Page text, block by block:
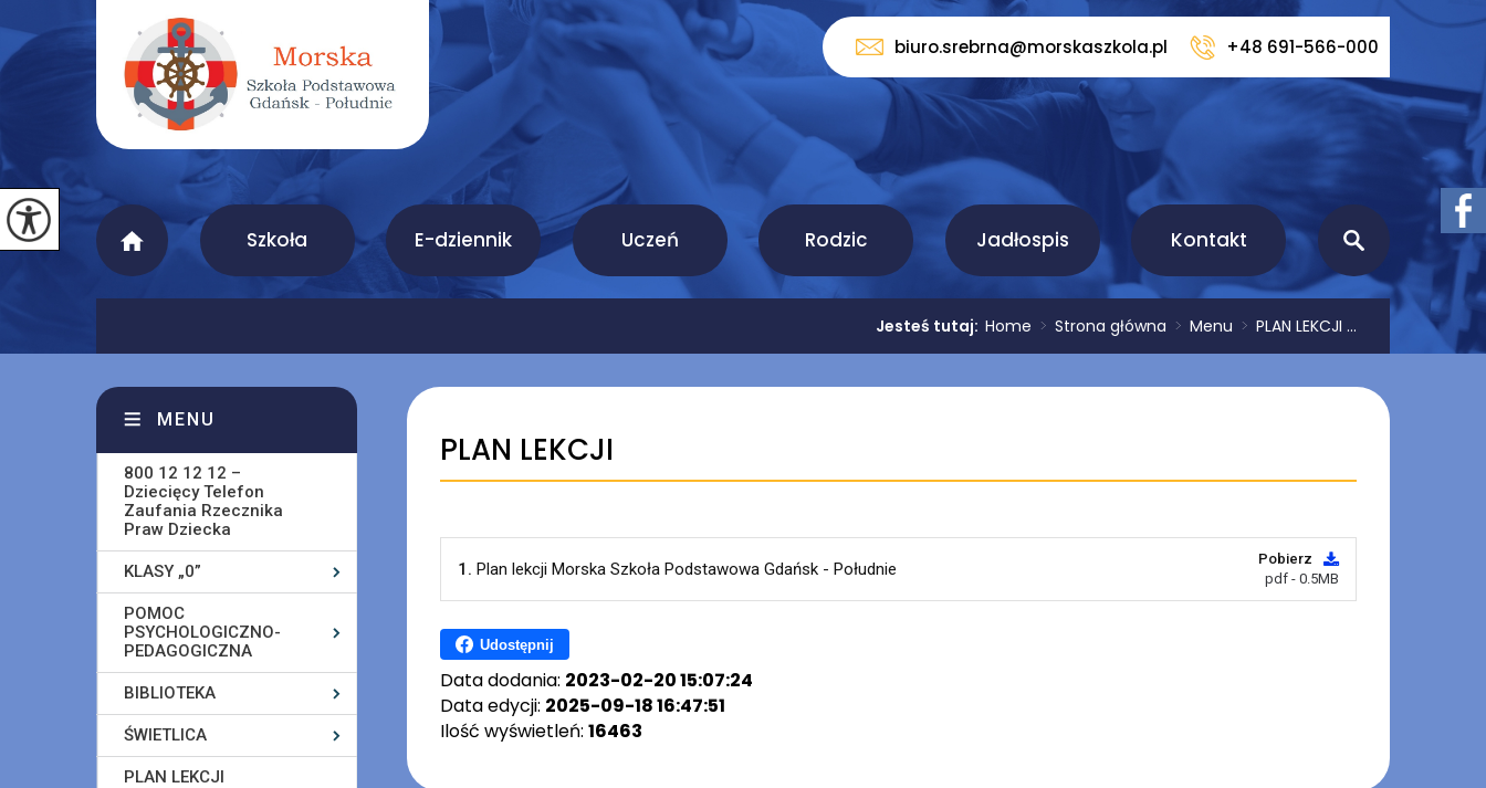
biuro.srebrna@morskaszkola.pl +48 691-566-000
Szkoła E-dziennik Uczeń Rodzic Jadłospis Kontakt
Jesteś tutaj: Home > Strona główna > Menu > PLAN LEKCJI ...
PLAN LEKCJI
1. Plan lekcji Morska Szkoła Podstawowa Gdańsk - Południe
Pobierz
pdf - 0.5MB
Udostępnij
Data dodania: 2023-02-20 15:07:24
Data edycji: 2025-09-18 16:47:51
Ilość wyświetleń: 16463
MENU
800 12 12 12 –
Dziecięcy Telefon
Zaufania Rzecznika
Praw Dziecka
KLASY „0”
POMOC
PSYCHOLOGICZNO-
PEDAGOGICZNA
BIBLIOTEKA
ŚWIETLICA
PLAN LEKCJI